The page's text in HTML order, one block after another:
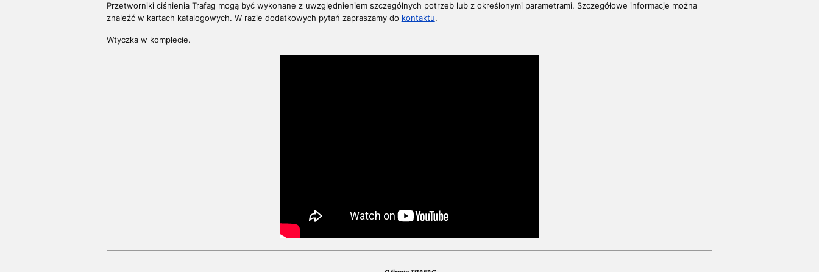
Przetworniki ciśnienia Trafag mogą być wykonane z uwzględnieniem szczególnych potrzeb lub z określonymi parametrami. Szczegółowe informacje można
znaleźć w kartach katalogowych. W razie dodatkowych pytań zapraszamy do kontaktu.
Wtyczka w komplecie.